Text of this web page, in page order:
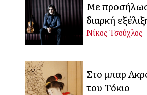
Με
διαρκή
Νίκος Τσούχλος
Στο μπαρ
του Τόκιο